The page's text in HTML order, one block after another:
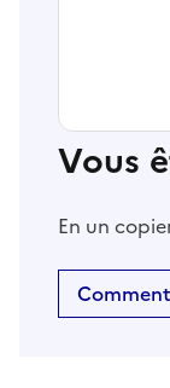
Vous
En un